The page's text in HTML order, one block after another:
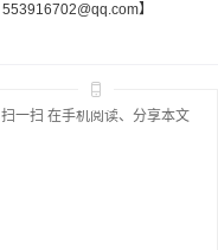
553916702@qq.com】
扫一扫 在手机阅读、分享本文